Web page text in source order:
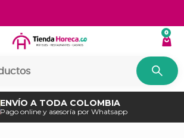
0
ENVÍO A TODA COLOMBIA
Pago online y asesoría por Whatsapp